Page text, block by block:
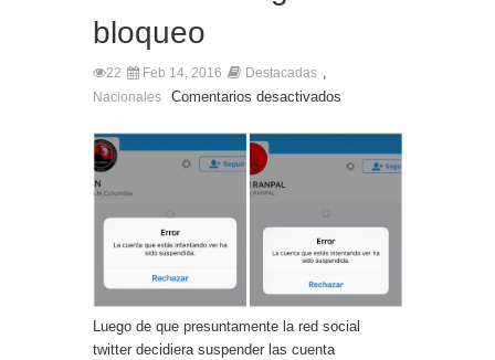
bloqueo
22 Feb 14, 2016 Destacadas ,
Nacionales Comentarios desactivados
Luego de que presuntamente la red social
twitter decidiera suspender las cuenta